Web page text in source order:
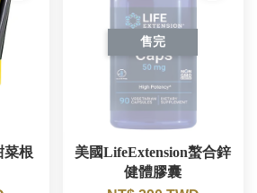
菜根
售完
美國LifeExtension螯合鋅
健體膠囊